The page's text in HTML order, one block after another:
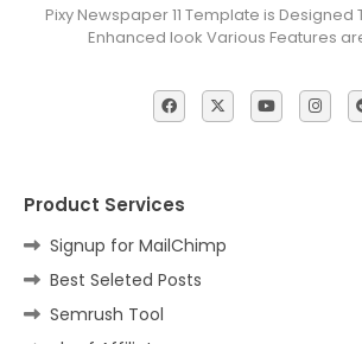
Pixy Newspaper 11 Template is Designed
Enhanced look Various Features
Product Services
Signup for MailChimp
Best Seleted Posts
Semrush Tool